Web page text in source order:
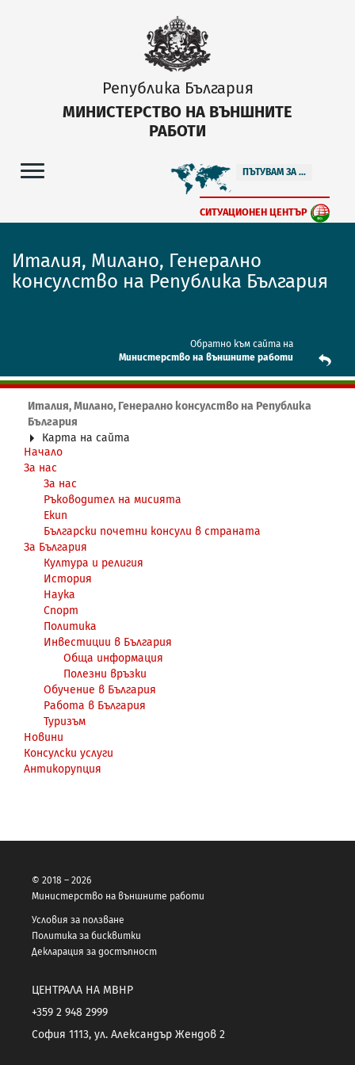
Република България
МИНИСТЕРСТВО НА ВЪНШНИТЕ
РАБОТИ
ПЪТУВАМ ЗА ...
СИТУАЦИОНЕН ЦЕНТЪР
Италия, Милано, Генерално
консулство на Република България
Обратно към сайта на
Mинистерство на външните работи
Италия, Милано, Генерално консулство на Република
България
Карта на сайта
Начало
За нас
За нас
Ръководител на мисията
Екип
Български почетни консули в страната
За България
Култура и религия
История
Наука
Спорт
Политика
Инвестиции в България
Обща информация
Полезни връзки
Обучение в България
Работа в България
Туризъм
Новини
Консулски услуги
Антикорупция
© 2018 – 2026
Министерство на външните работи
Условия за ползване
Политика за бисквитки
Декларация за достъпност
ЦЕНТРАЛА НА МВНР
+359 2 948 2999
София 1113, ул. Александър Жендов 2